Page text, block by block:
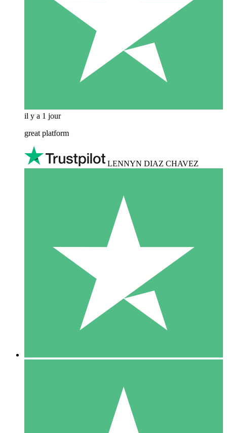
il y a 1 jour
great platform
LENNYN DIAZ CHAVEZ